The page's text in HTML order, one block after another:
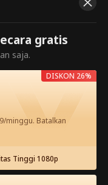
gratis
saja.
minggu. Batalkan
Tinggi 1080p
DISKON 26%